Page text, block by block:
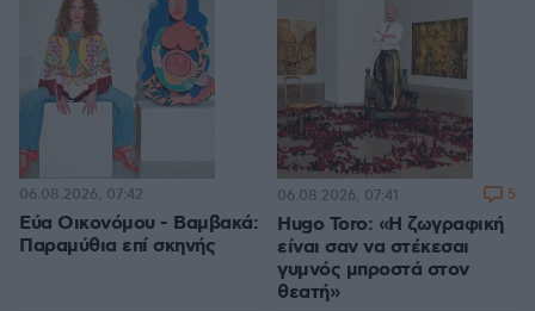
Εύα Οικονόμου - Βαμβακά:
Παραμύθια επί σκηνής
06.08.2026, 07:42
Hugo Toro: «Η ζωγραφική
είναι σαν να στέκεσαι
γυμνός μπροστά στον
θεατή»
06.08.2026, 07:41 5